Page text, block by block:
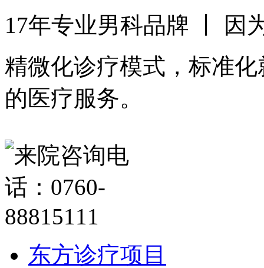
17年专业男科品牌 丨 因
精微化诊疗模式，标准
的医疗服务。
东方诊疗项目